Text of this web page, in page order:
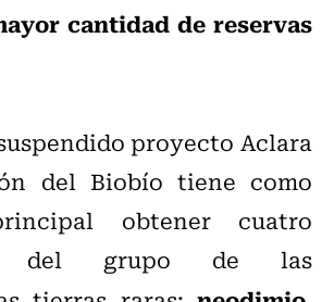
cantidad de reservas
proyecto Aclara
del Biobío tiene como
obtener cuatro
del grupo de las